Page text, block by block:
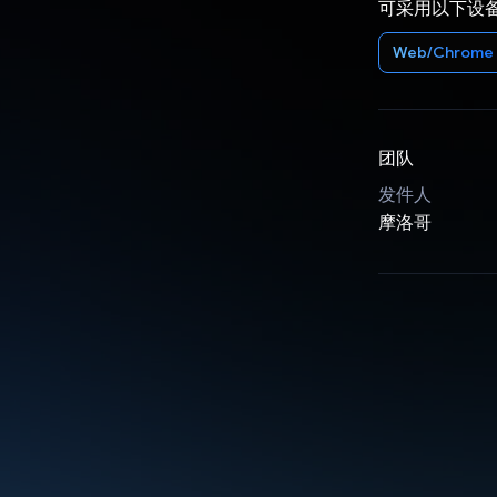
可采用以下设
Web/Chrome
团队
发件人
摩洛哥